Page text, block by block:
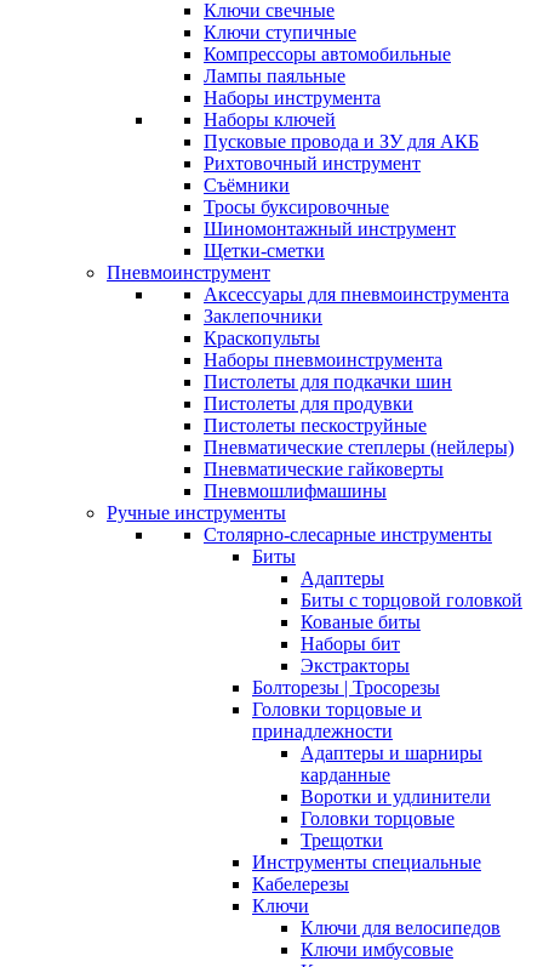
Ключи свечные
Ключи ступичные
Компрессоры автомобильные
Лампы паяльные
Наборы инструмента
Наборы ключей
Пусковые провода и ЗУ для АКБ
Рихтовочный инструмент
Съёмники
Тросы буксировочные
Шиномонтажный инструмент
Щетки-сметки
Пневмоинструмент
Аксессуары для пневмоинструмента
Заклепочники
Краскопульты
Наборы пневмоинструмента
Пистолеты для подкачки шин
Пистолеты для продувки
Пистолеты пескоструйные
Пневматические степлеры (нейлеры)
Пневматические гайковерты
Пневмошлифмашины
Ручные инструменты
Столярно-слесарные инструменты
Биты
Адаптеры
Биты с торцовой головкой
Кованые биты
Наборы бит
Экстракторы
Болторезы | Тросорезы
Головки торцовые и
принадлежности
Адаптеры и шарниры
карданные
Воротки и удлинители
Головки торцовые
Трещотки
Инструменты специальные
Кабелерезы
Ключи
Ключи для велосипедов
Ключи имбусовые